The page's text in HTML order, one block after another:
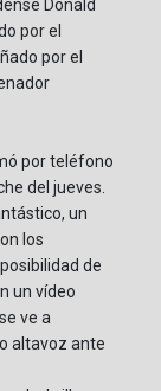
Donald
por el
por el
por teléfono
del jueves.
un
los
de
un vídeo
ve a
altavoz ante